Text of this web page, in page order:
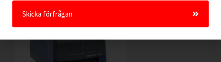
Skicka förfrågan